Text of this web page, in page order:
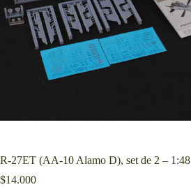
R-27ET (AA-10 Alamo D), set de 2 – 1:48
$14.000